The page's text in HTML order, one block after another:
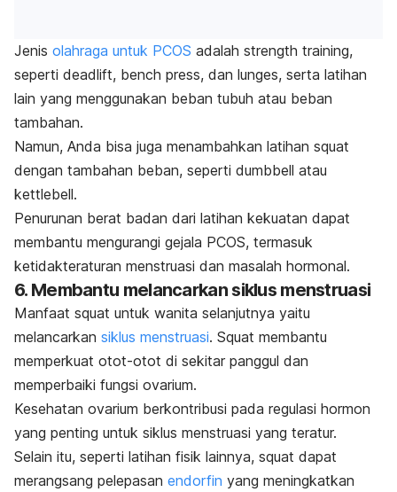
Jenis olahraga untuk PCOS adalah strength training,
seperti deadlift, bench press, dan lunges, serta latihan
lain yang menggunakan beban tubuh atau beban
tambahan.
Namun, Anda bisa juga menambahkan latihan squat
dengan tambahan beban, seperti dumbbell atau
kettlebell.
Penurunan berat badan dari latihan kekuatan dapat
membantu mengurangi gejala PCOS, termasuk
ketidakteraturan menstruasi dan masalah hormonal.
6. Membantu melancarkan siklus menstruasi
Manfaat squat untuk wanita selanjutnya yaitu
melancarkan siklus menstruasi. Squat membantu
memperkuat otot-otot di sekitar panggul dan
memperbaiki fungsi ovarium.
Kesehatan ovarium berkontribusi pada regulasi hormon
yang penting untuk siklus menstruasi yang teratur.
Selain itu, seperti latihan fisik lainnya, squat dapat
merangsang pelepasan endorfin yang meningkatkan